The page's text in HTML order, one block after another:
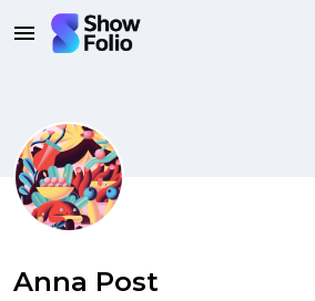
Anna Post